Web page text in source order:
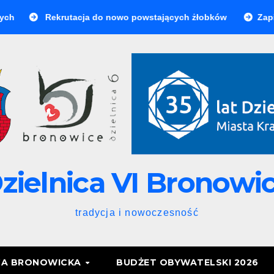
Rekrutacja do nowo powstających żłobków Zapisz
VI
tradycja i nowoczesność
BRONOWICKA BUDŻET OBYWATELSKI 2026